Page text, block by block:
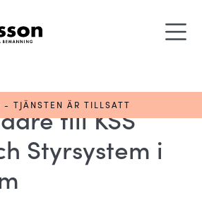
- TJÄNSTEN ÄR TILLSATT
till KSS
Styrsystem i